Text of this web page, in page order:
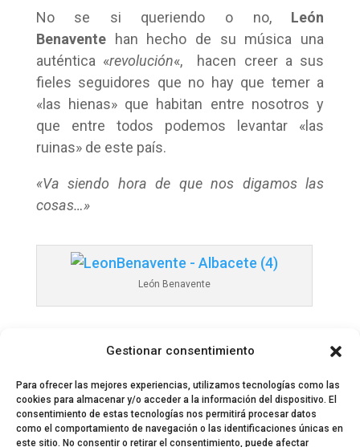
Gestionar consentimiento
Para ofrecer las mejores experiencias, utilizamos tecnologías como las
cookies para almacenar y/o acceder a la información del dispositivo. El
consentimiento de estas tecnologías nos permitirá procesar datos
como el comportamiento de navegación o las identificaciones únicas en
este sitio. No consentir o retirar el consentimiento, puede afectar
No se si queriendo o no, León
Benaventehan hecho de su música una
auténtica «revolución«, hacen creer a sus
fieles seguidores que no hay que temer a
«las hienas» que habitan entre nosotros y
que entre todos podemos levantar «las
ruinas» de este país.
«Va siendo hora de que nos digamos las
cosas…»
León Benavente